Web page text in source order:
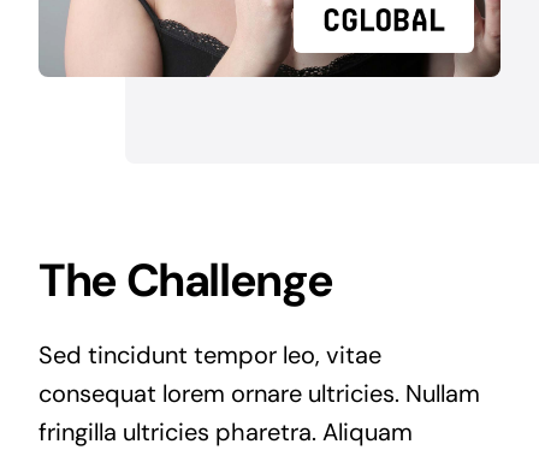
The Challenge
Sed tincidunt tempor leo, vitae
consequat lorem ornare ultricies. Nullam
fringilla ultricies pharetra. Aliquam